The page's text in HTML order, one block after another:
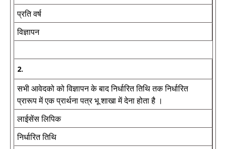
प्रति वर्ष
विज्ञापन
2.
सभी आवेदको को विज्ञापन के बाद निर्धारित तिथि तक निर्धारित
प्रारूप में एक प्रार्थना पत्र भू शाखा में देना होता है ।
लाईसेंस लिपिक
निर्धारित तिथि